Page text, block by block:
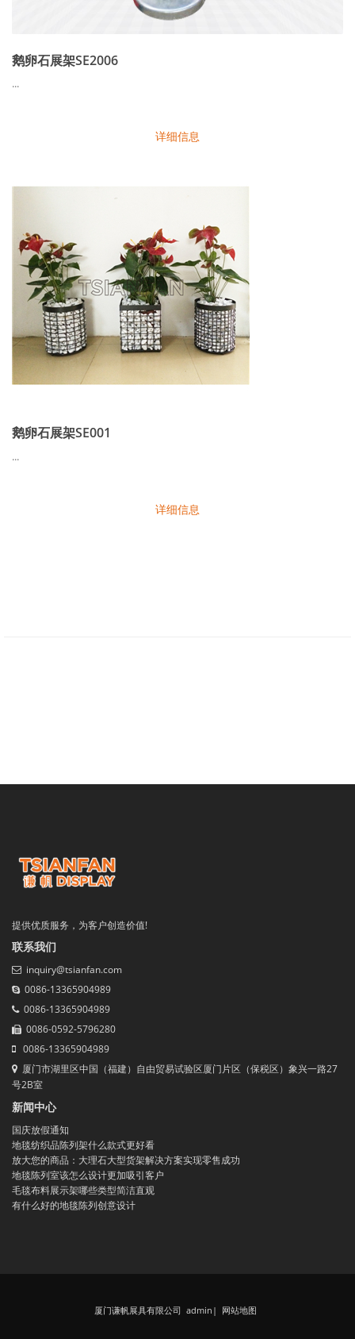
鹅卵石展架SE2006
...
详细信息
鹅卵石展架SE001
...
详细信息
提供优质服务，为客户创造价值!
联系我们
inquiry@tsianfan.com
0086-13365904989
0086-13365904989
0086-0592-5796280
0086-13365904989
厦门市湖里区中国（福建）自由贸易试验区厦门片区（保税区）象兴一路27
号2B室
新闻中心
国庆放假通知
地毯纺织品陈列架什么款式更好看
放大您的商品：大理石大型货架解决方案实现零售成功
地毯陈列室该怎么设计更加吸引客户
毛毯布料展示架哪些类型简洁直观
有什么好的地毯陈列创意设计
厦门谦帆展具有限公司 admin | 网站地图